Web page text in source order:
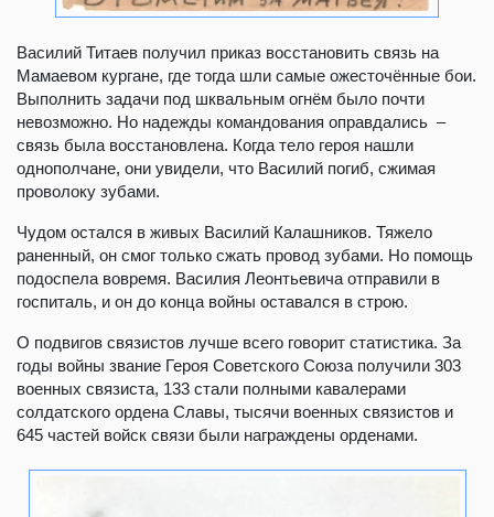
Василий Титаев получил приказ восстановить связь на
Мамаевом кургане, где тогда шли самые ожесточённые бои.
Выполнить задачи под шквальным огнём было почти
невозможно. Но надежды командования оправдались –
связь была восстановлена. Когда тело героя нашли
однополчане, они увидели, что Василий погиб, сжимая
проволоку зубами.
Чудом остался в живых Василий Калашников. Тяжело
раненный, он смог только сжать провод зубами. Но помощь
подоспела вовремя. Василия Леонтьевича отправили в
госпиталь, и он до конца войны оставался в строю.
О подвигов связистов лучше всего говорит статистика. За
годы войны звание Героя Советского Союза получили 303
военных связиста, 133 стали полными кавалерами
солдатского ордена Славы, тысячи военных связистов и
645 частей войск связи были награждены орденами.